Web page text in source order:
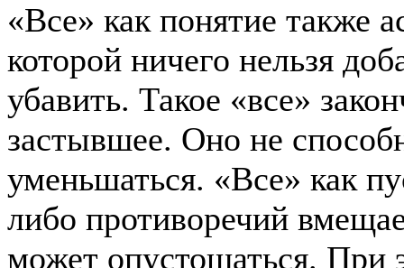
«Все» как понятие также
которой ничего нельзя
убавить. Такое «все»
застывшее. Оно не
уменьшаться. «Все» как
либо противоречий
может опустошаться. При